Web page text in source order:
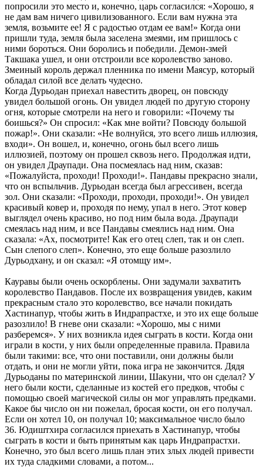
попросили это место и, конечно, царь согласился: «Хорошо, я
не дам вам ничего цивилизованного. Если вам нужна эта
земля, возьмите ее! Я с радостью отдам ее вам!» Когда они
пришли туда, земля была заселена змеями, им пришлось с
ними бороться. Они боролись и победили. Демон-змей
Такшака ушел, и они отстроили все королевство заново.
Змеиный король держал пленника по имени Маясур, который
обладал силой все делать чудесно.
Когда Дурьодан приехал навестить дворец, он повсюду
увидел большой огонь. Он увидел людей по другую сторону
огня, которые смотрели на него и говорили: «Почему ты
боишься?» Он спросил: «Как мне войти? Повсюду большой
пожар!». Они сказали: «Не волнуйся, это всего лишь иллюзия,
входи». Он вошел, и, конечно, огонь был всего лишь
иллюзией, поэтому он прошел сквозь него. Продолжая идти,
он увидел Драупади. Она посмеялась над ним, сказав:
«Пожалуйста, проходи! Проходи!». Пандавы прекрасно знали,
что он вспыльчив. Дурьодан всегда был агрессивен, всегда
зол. Они сказали: «Проходи, проходи, проходи!». Он увидел
красивый ковер и, проходя по нему, упал в него. Этот ковер
выглядел очень красиво, но под ним была вода. Драупади
смеялась над ним, и все Пандавы смеялись над ним. Она
сказала: «Ах, посмотрите! Как его отец слеп, так и он слеп.
Сын слепого слеп». Конечно, это еще больше разозлило
Дурьодхану, и он сказал: «Я отомщу им».
Кауравы были очень оскорблены. Они задумали захватить
королевство Пандавов. После их возвращения увидев, каким
прекрасным стало это королевство, все начали покидать
Хастинапур, чтобы жить в Индрапрастхе, и это их еще больше
разозлило! В гневе они сказали: «Хорошо, мы с ними
разберемся». У них возникла идея сыграть в кости. Когда они
играли в кости, у них были определенные правила. Правила
были такими: все, что они поставили, они должны были
отдать, и они не могли уйти, пока игра не закончится. Дядя
Дурьоданы по материнской линии, Шакуни, что он сделал? У
него были кости, сделанные из костей его предков, чтобы с
помощью своей магической силы он мог управлять предками.
Какое бы число он ни пожелал, бросая кости, он его получал.
Если он хотел 10, он получал 10; максимальное число было
36. Юдиштхира согласился приехать в Хастинапур, чтобы
сыграть в кости и быть принятым как царь Индрапрастхи.
Конечно, это был всего лишь план этих злых людей привести
их туда сладкими словами, а потом...